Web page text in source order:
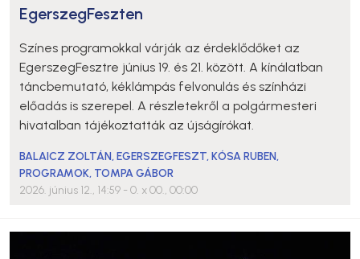
EgerszegFeszten
Színes programokkal várják az érdeklődőket az
EgerszegFesztre június 19. és 21. között. A kínálatban
táncbemutató, kéklámpás felvonulás és színházi
előadás is szerepel. A részletekről a polgármesteri
hivatalban tájékoztatták az újságírókat.
BALAICZ ZOLTÁN,EGERSZEGFESZT,KÓSA RUBEN,
PROGRAMOK, TOMPA GÁBOR
2026. június 12., 14:59 - 0. x 00., 00:00